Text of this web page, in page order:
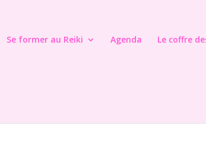
Se former au Reiki Agenda Le coffre